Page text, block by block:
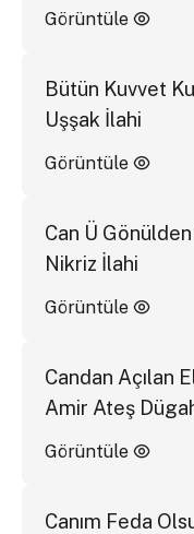
Görüntüle
Bütün Kuvvet
Uşşak İlahi
Görüntüle
Can Ü
Nikriz İlahi
Görüntüle
Candan Açılan
Amir Ateş
Görüntüle
Canım Feda